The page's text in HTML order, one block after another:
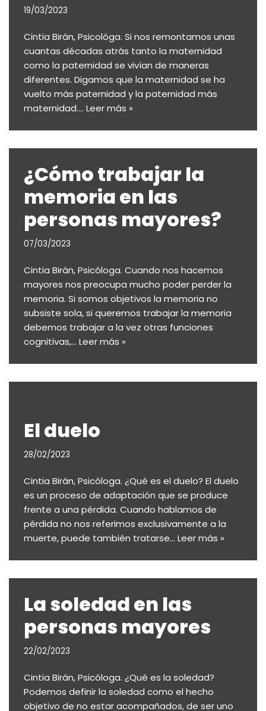
19/03/2023
Cintia Birán, Psicológa. Si nos remontamos unas
cuantas décadas atrás tanto la maternidad
como la paternidad se vivían de maneras
diferentes. Digamos que la maternidad se ha
vuelto más paternidad y la paternidad más
maternidad.… Leer más »
¿Cómo trabajar la
memoria en las
personas mayores?
07/03/2023
Cintia Birán, Psicóloga. Cuando nos hacemos
mayores nos preocupa mucho poder perder la
memoria. Si somos objetivos la memoria no
subsiste sola, si queremos trabajar la memoria
debemos trabajar a la vez otras funciones
cognitivas,… Leer más »
El duelo
28/02/2023
Cintia Birán, Psicóloga. ¿Qué es el duelo? El duelo
es un proceso de adaptación que se produce
frente a una pérdida. Cuando hablamos de
pérdida no nos referimos exclusivamente a la
muerte, puede también tratarse… Leer más »
La soledad en las
personas mayores
22/02/2023
Cintia Birán, Psicóloga. ¿Qué es la soledad?
Podemos definir la soledad como el hecho
objetivo de no estar acompañados, de ser uno